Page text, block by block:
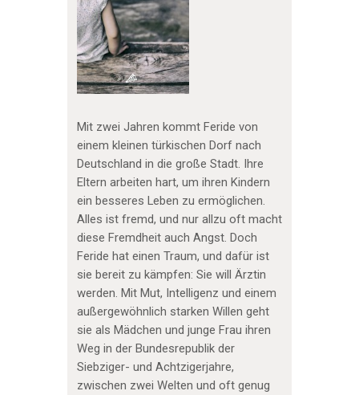
Mit zwei Jahren kommt Feride von
einem kleinen türkischen Dorf nach
Deutschland in die große Stadt. Ihre
Eltern arbeiten hart, um ihren Kindern
ein besseres Leben zu ermöglichen.
Alles ist fremd, und nur allzu oft macht
diese Fremdheit auch Angst. Doch
Feride hat einen Traum, und dafür ist
sie bereit zu kämpfen: Sie will Ärztin
werden. Mit Mut, Intelligenz und einem
außergewöhnlich starken Willen geht
sie als Mädchen und junge Frau ihren
Weg in der Bundesrepublik der
Siebziger- und Achtzigerjahre,
zwischen zwei Welten und oft genug